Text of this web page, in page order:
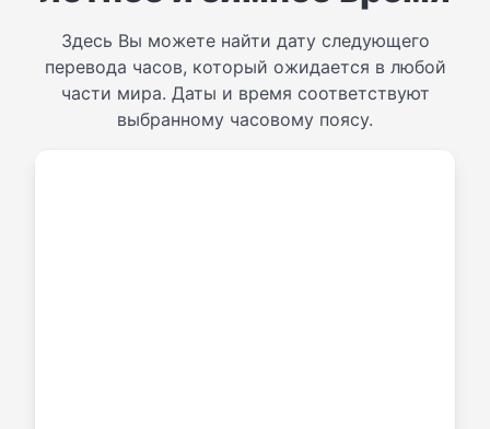
Здесь Вы можете найти дату следующего
перевода часов, который ожидается в любой
части мира. Даты и время соответствуют
выбранному часовому поясу.